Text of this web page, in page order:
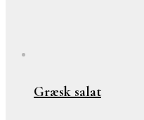
Græsk salat